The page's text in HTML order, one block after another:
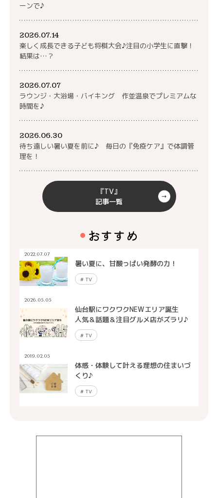
ーンで♪
2026.07.14
楽しく成長できる子ども将棋大会♪注目の小学生に直撃！
結果は…？
2026.07.07
ラウンジ・大浴場・バイキング 作並温泉でプレミアムな
時間を♪
2026.06.30
待ち遠しい暑い夏を前に♪ 毎日の『免疫ケア』で体調管
理を！
『TV』
記事一覧
おすすめ
2022.07.07
暑い夏に、甘酸っぱい発酵の力！
#TV
2026.05.05
仙台駅にワクワクNEWエリア誕生
人気＆話題＆注目グルメ店がズラリ♪
#TV
2019.02.05
体感・体験して叶える理想の住まいづ
くり♪
#TV